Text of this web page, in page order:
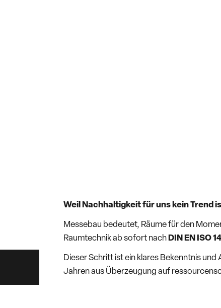
Weil Nachhaltigkeit für uns kein Trend
Messebau bedeutet, Räume für den
Raumtechnik ab sofort nach DIN EN ISO
Dieser Schritt ist ein klares Bekenntnis
Jahren aus Überzeugung auf